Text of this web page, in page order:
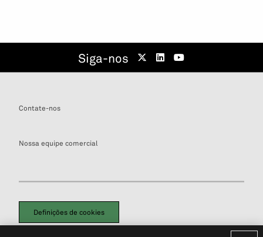
Siga-nos
Contate-nos
Nossa equipe comercial
Definições de cookies